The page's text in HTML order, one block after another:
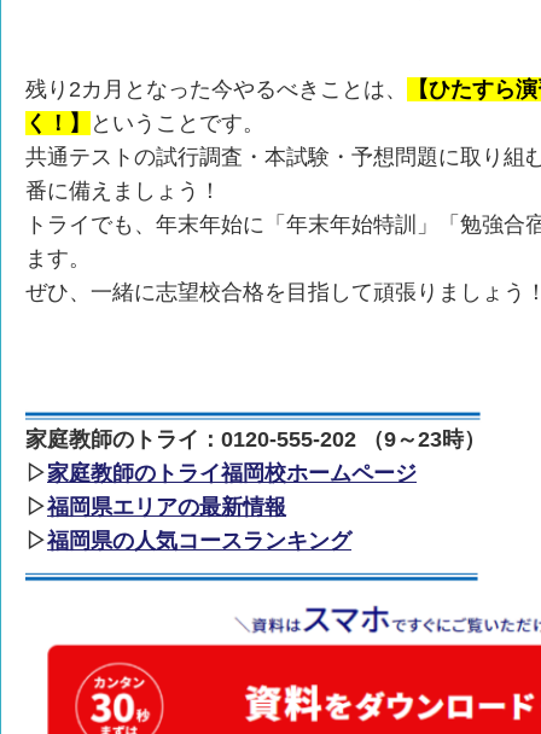
残り2カ月となった今やるべきことは、
【ひたすら
く！】
ということです。
共通テストの試行調査・本試験・予想問題に取り組
番に備えましょう！
トライでも、年末年始に「年末年始特訓」「勉強合
ます。
ぜひ、一緒に志望校合格を目指して頑張りましょう
家庭教師のトライ：0120-555-202 （9～23時）
▷家庭教師のトライ福岡校ホームページ
▷福岡県エリアの最新情報
▷福岡県の人気コースランキング